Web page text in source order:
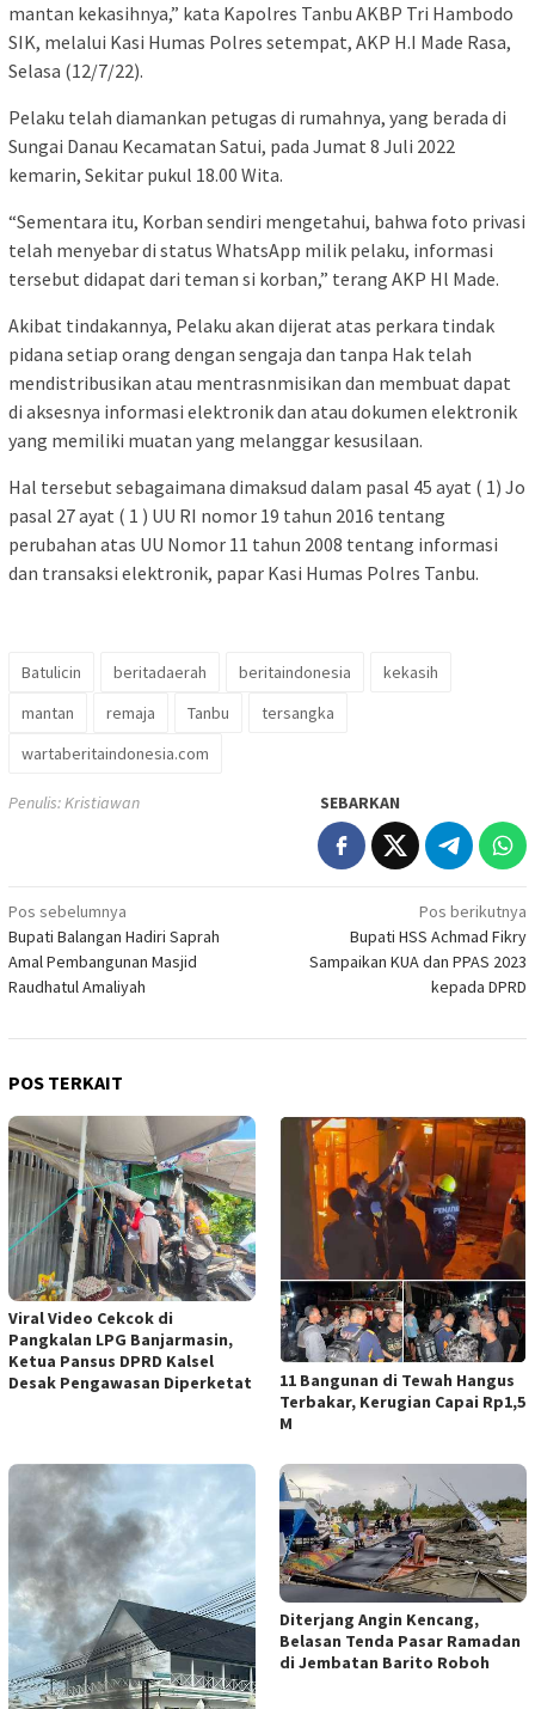
mantan kekasihnya,” kata Kapolres Tanbu AKBP Tri Hambodo
SIK, melalui Kasi Humas Polres setempat, AKP H.I Made Rasa,
Selasa (12/7/22).
Pelaku telah diamankan petugas di rumahnya, yang berada di
Sungai Danau Kecamatan Satui, pada Jumat 8 Juli 2022
kemarin, Sekitar pukul 18.00 Wita.
“Sementara itu, Korban sendiri mengetahui, bahwa foto privasi
telah menyebar di status WhatsApp milik pelaku, informasi
tersebut didapat dari teman si korban,” terang AKP Hl Made.
Akibat tindakannya, Pelaku akan dijerat atas perkara tindak
pidana setiap orang dengan sengaja dan tanpa Hak telah
mendistribusikan atau mentrasnmisikan dan membuat dapat
di aksesnya informasi elektronik dan atau dokumen elektronik
yang memiliki muatan yang melanggar kesusilaan.
Hal tersebut sebagaimana dimaksud dalam pasal 45 ayat ( 1) Jo
pasal 27 ayat ( 1 ) UU RI nomor 19 tahun 2016 tentang
perubahan atas UU Nomor 11 tahun 2008 tentang informasi
dan transaksi elektronik, papar Kasi Humas Polres Tanbu.
Batulicin beritadaerah beritaindonesia
kekasih
mantan
remaja Tanbu
tersangka
wartaberitaindonesia.com
Penulis: Kristiawan SEBARKAN
Navigasi
pos
Pos sebelumnya
Bupati Balangan Hadiri Saprah
Amal Pembangunan Masjid
Raudhatul Amaliyah
Pos berikutnya
Bupati HSS Achmad Fikry
Sampaikan KUA dan PPAS 2023
kepada DPRD
POS TERKAIT
Viral Video Cekcok di
Pangkalan LPG Banjarmasin,
Ketua Pansus DPRD Kalsel
Desak Pengawasan Diperketat
11 Bangunan di Tewah Hangus
Terbakar, Kerugian Capai Rp1,5
M
Diterjang Angin Kencang,
Belasan Tenda Pasar Ramadan
di Jembatan Barito Roboh